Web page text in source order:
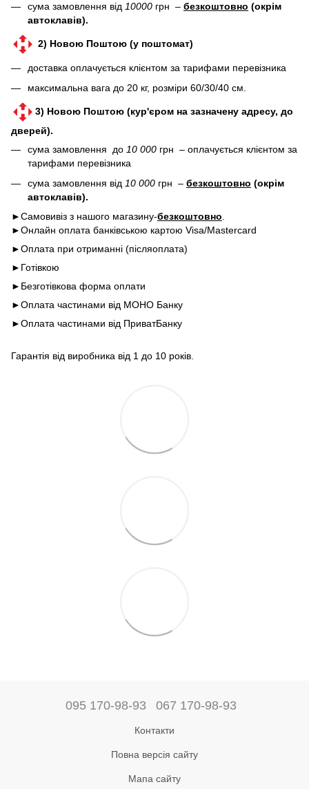
сума замовлення від 10000 грн – безкоштовно (окрім
автоклавів).
2) Новою Поштою (у поштомат)
доставка оплачується клієнтом за тарифами перевізника
максимальна вага до 20 кг, розміри 60/30/40 см.
3) Новою Поштою (кур'єром на зазначену адресу, до
дверей).
сума замовлення до 10 000 грн – оплачується клієнтом за
тарифами перевізника
сума замовлення від 10 000 грн – безкоштовно (окрім
автоклавів).
►Самовивіз з нашого магазину-безкоштовно
►Онлайн оплата банківською картою Visa/Mastercard
►Оплата при отриманні (післяоплата)
►Готівкою
►Безготівкова форма оплати
►Оплата частинами від МОНО Банку
►Оплата частинами від ПриватБанку
Гарантія від виробника від 1 до 10 років.
095 170-98-93 067 170-98-93
Контакти
Повна версія сайту
Мапа сайту